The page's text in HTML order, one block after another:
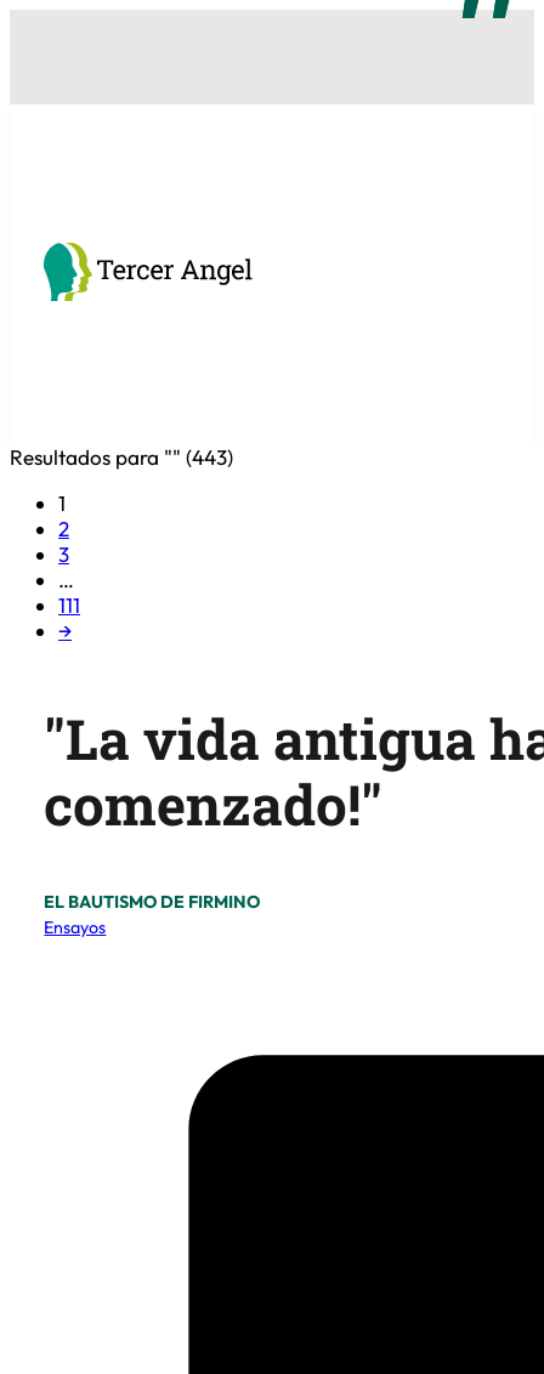
Resultados para "" (443)
1
2
3
…
111
→
"La vida antigua
comenzado!"
EL BAUTISMO DE FIRMINO
Ensayos